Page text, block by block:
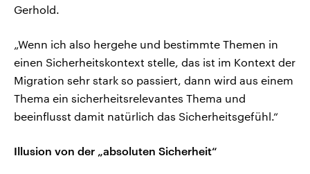
Gerhold.
„Wenn ich also hergehe und bestimmte Themen in
einen Sicherheitskontext stelle, das ist im Kontext der
Migration sehr stark so passiert, dann wird aus einem
Thema ein sicherheitsrelevantes Thema und
beeinflusst damit natürlich das Sicherheitsgefühl.“
Illusion von der „absoluten Sicherheit“